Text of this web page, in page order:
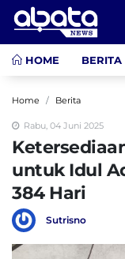
HOME BERITA
Home Berita
Rabu, 04 Juni 2025
untuk Idul
384 Hari
Sutrisno